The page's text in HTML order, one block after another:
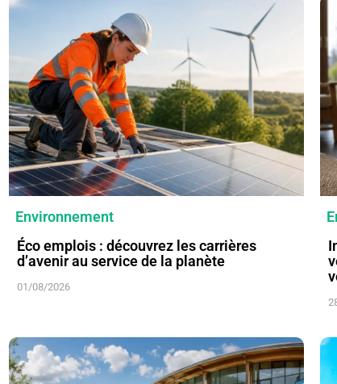
Environnement
Éco emplois : découvrez les carrières
d’avenir au service de la planète
01/08/2026